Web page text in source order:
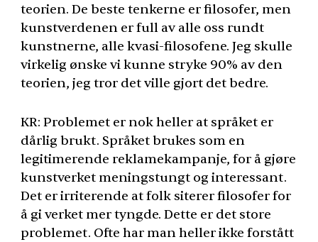
teorien. De beste tenkerne er filosofer, men
kunstverdenen er full av alle oss rundt
kunstnerne, alle kvasi-filosofene. Jeg skulle
virkelig ønske vi kunne stryke 90% av den
teorien, jeg tror det ville gjort det bedre.
KR: Problemet er nok heller at språket er
dårlig brukt. Språket brukes som en
legitimerende reklamekampanje, for å gjøre
kunstverket meningstungt og interessant.
Det er irriterende at folk siterer filosofer for
å gi verket mer tyngde. Dette er det store
problemet. Ofte har man heller ikke forstått